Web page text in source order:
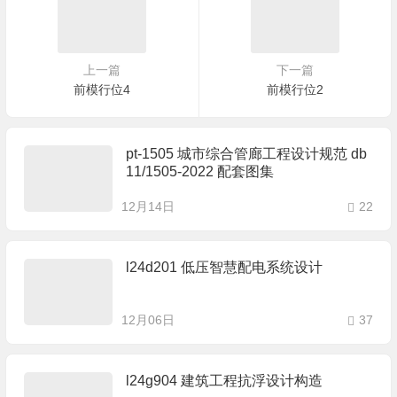
上一篇
前模行位4
下一篇
前模行位2
pt-1505 城市综合管廊工程设计规范 db
11/1505-2022 配套图集
12月14日 22
l24d201 低压智慧配电系统设计
12月06日 37
l24g904 建筑工程抗浮设计构造